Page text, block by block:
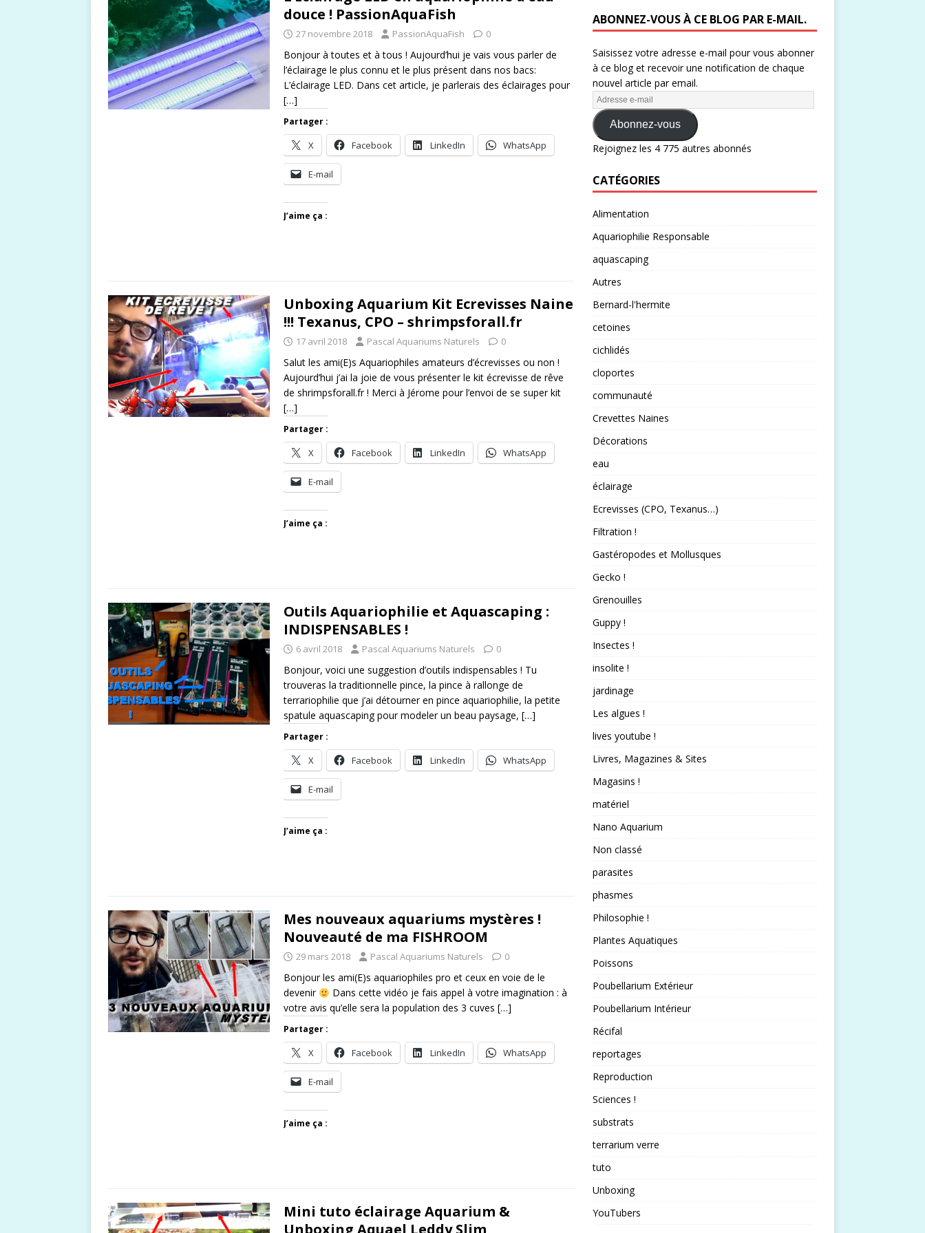
douce ! PassionAquaFish
27 novembre 2018 PassionAquaFish 0
Bonjour à toutes et à tous ! Aujourd’hui je vais vous parler de
l’éclairage le plus connu et le plus présent dans nos bacs:
L’éclairage LED. Dans cet article, je parlerais des éclairages pour
[…]
Partager :
X Facebook LinkedIn WhatsApp
E-mail
J’aime ça :
Unboxing Aquarium Kit Ecrevisses Naine
!!! Texanus, CPO – shrimpsforall.fr
17 avril 2018 Pascal Aquariums Naturels 0
Salut les ami(E)s Aquariophiles amateurs d’écrevisses ou non !
Aujourd’hui j’ai la joie de vous présenter le kit écrevisse de rêve
de shrimpsforall.fr ! Merci à Jérome pour l’envoi de se super kit
[…]
Partager :
X Facebook LinkedIn WhatsApp
E-mail
J’aime ça :
Outils Aquariophilie et Aquascaping :
INDISPENSABLES !
6 avril 2018 Pascal Aquariums Naturels 0
Bonjour, voici une suggestion d’outils indispensables ! Tu
trouveras la traditionnelle pince, la pince à rallonge de
terrariophilie que j’ai détourner en pince aquariophilie, la petite
spatule aquascaping pour modeler un beau paysage, […]
Partager :
X Facebook LinkedIn WhatsApp
E-mail
J’aime ça :
Mes nouveaux aquariums mystères !
Nouveauté de ma FISHROOM
29 mars 2018 Pascal Aquariums Naturels 0
Bonjour les ami(E)s aquariophiles pro et ceux en voie de le
devenir
Dans cette vidéo je fais appel à votre imagination : à
votre avis qu’elle sera la population des 3 cuves […]
Partager :
X Facebook LinkedIn WhatsApp
E-mail
J’aime ça :
Mini tuto éclairage Aquarium &
ABONNEZ-VOUS À CE BLOG PAR E-MAIL.
Saisissez votre adresse e-mail pour vous abonner
à ce blog et recevoir une notification de chaque
nouvel article par email.
Abonnez-vous
Rejoignez les 4 775 autres abonnés
CATÉGORIES
Alimentation
Aquariophilie Responsable
aquascaping
Autres
Bernard-l'hermite
cetoines
cichlidés
cloportes
communauté
Crevettes Naines
Décorations
eau
éclairage
Ecrevisses (CPO, Texanus…)
Filtration !
Gastéropodes et Mollusques
Gecko !
Grenouilles
Guppy !
Insectes !
insolite !
jardinage
Les algues !
lives youtube !
Livres, Magazines & Sites
Magasins !
matériel
Nano Aquarium
Non classé
parasites
phasmes
Philosophie !
Plantes Aquatiques
Poissons
Poubellarium Extérieur
Poubellarium Intérieur
Récifal
reportages
Reproduction
Sciences !
substrats
terrarium verre
tuto
Unboxing
YouTubers